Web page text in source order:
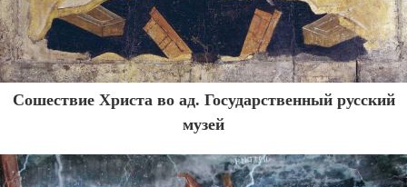
Сошествие Христа во ад. Государственный русский
музей